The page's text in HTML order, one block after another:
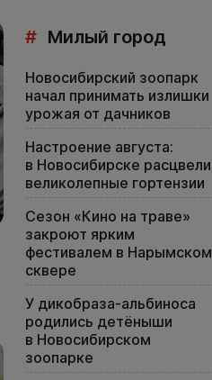
# Милый город
Новосибирский зоопарк
начал принимать излишки
урожая от дачников
Настроение августа:
в Новосибирске расцвели
великолепные гортензии
Сезон «Кино на траве»
закроют ярким
фестивалем в Нарымском
сквере
У дикобраза-альбиноса
родились детёныши
в Новосибирском
зоопарке